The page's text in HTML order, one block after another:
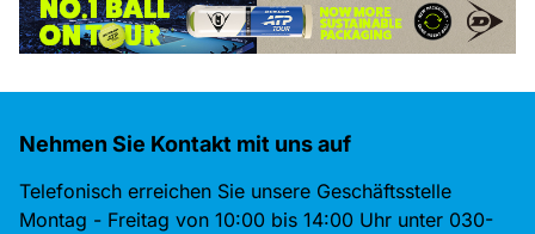
Nehmen Sie Kontakt mit uns auf
Telefonisch erreichen Sie unsere Geschäftsstelle
Montag - Freitag von 10:00 bis 14:00 Uhr unter 030-